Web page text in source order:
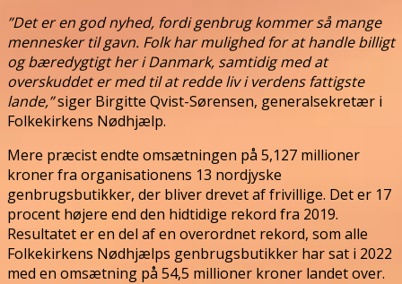
”Det er en god nyhed, fordi genbrug kommer så mange
mennesker til gavn. Folk har mulighed for at handle billigt
og bæredygtigt her i Danmark, samtidig med at
overskuddet er med til at redde liv i verdens fattigste
lande,”siger Birgitte Qvist-Sørensen, generalsekretær i
Folkekirkens Nødhjælp.
Mere præcist endte omsætningen på 5,127 millioner
kroner fra organisationens 13 nordjyske
genbrugsbutikker, der bliver drevet af frivillige. Det er 17
procent højere end den hidtidige rekord fra 2019.
Resultatet er en del af en overordnet rekord, som alle
Folkekirkens Nødhjælps genbrugsbutikker har sat i 2022
med en omsætning på 54,5 millioner kroner landet over.